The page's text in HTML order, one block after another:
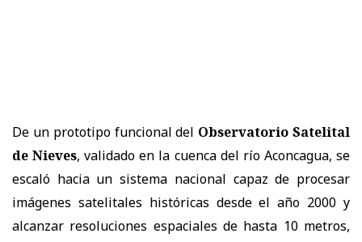
De un prototipo funcional del Observatorio Satelital
de Nieves, validado en la cuenca del río Aconcagua, se
escaló hacia un sistema nacional capaz de procesar
imágenes satelitales históricas desde el año 2000 y
alcanzar resoluciones espaciales de hasta 10 metros,